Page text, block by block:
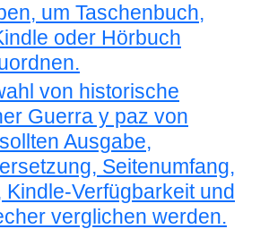
um Taschenbuch,
oder Hörbuch
von historische
Guerra y paz von
Ausgabe,
Seitenumfang,
Kindle-Verfügbarkeit und
verglichen werden.